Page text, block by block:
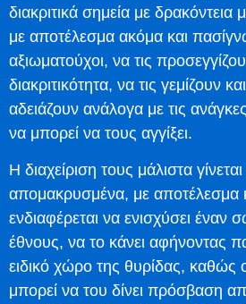
διακριτικά σημεία με δρακόντεια
με αποτέλεσμα ακόμα και
αξιωματούχοι, να τις
διακριτικότητα, να τις γεμίζουν
αδειάζουν ανάλογα με τις
να μπορεί να τους αγγίξει.
Η διαχείριση τους μάλιστα γίνεται
απομακρυσμένα, με αποτέλεσμα
ενδιαφέρεται να ενισχύσει έναν
έθνους, να το κάνει αφήνοντας
ειδικό χώρο της θυρίδας, καθώς
μπορεί να του δίνει πρόσβαση